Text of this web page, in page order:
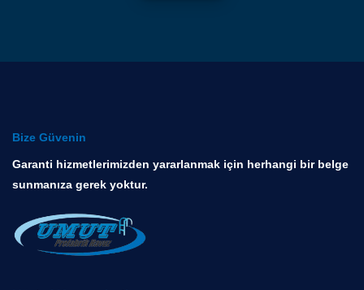
Bize Güvenin
Garanti hizmetlerimizden yararlanmak için herhangi bir belge
sunmanıza gerek yoktur.